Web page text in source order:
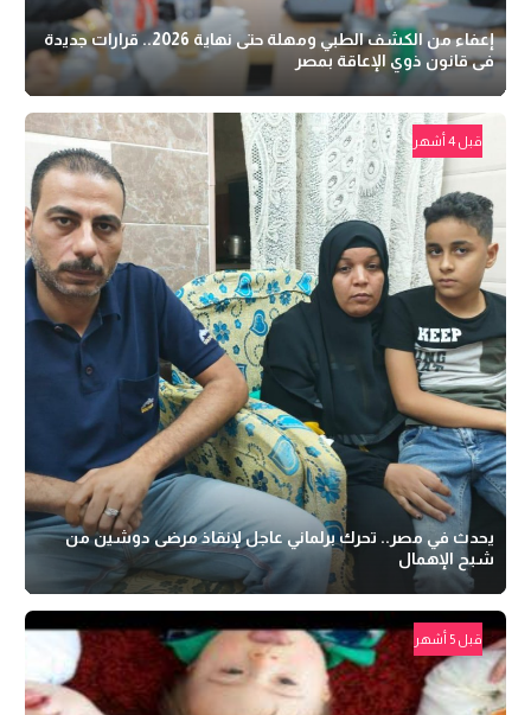
إعفاء من الكشف الطبي ومهلة حتى نهاية 2026.. قرارات جديدة
فى قانون ذوي الإعاقة بمصر
قبل 4 أشهر
يحدث في مصر.. تحرك برلماني عاجل لإنقاذ مرضى دوشين من
شبح الإهمال
قبل 5 أشهر